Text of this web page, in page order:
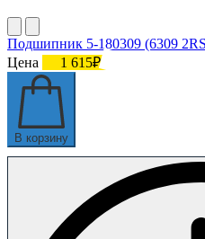
Подшипник 5-180309 (6309
Цена
1 615₽
В корзину